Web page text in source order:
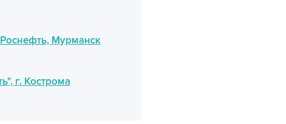
Мурманск
г. Кострома